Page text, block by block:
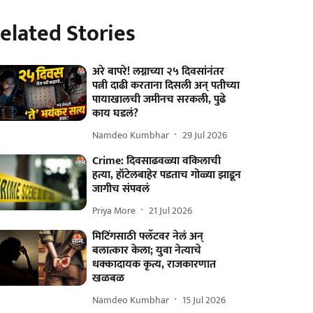
Stories
अरे बापरे! लग्नाच्या २५ दिवसांनंतर
पत्नी दाढी करताना दिसली अन् पतीच्या
पायाखालची जमीनच सरकली, पुढे
काय घडलं?
Namdeo Kumbhar 29 Jul 2026
Crime: दिवसाढवळ्या वकिलाची
हत्या, हॉटेलबाहेर पडताच गोळ्या झाडून
जागीच संपवलं
Priya More 21 Jul 2026
मिटिंगसाठी फ्लॅटवर नेलं अन्
बलात्कार केला; युवा नेत्याचे
धक्कादायक कृत्य, राजकारणात
खळबळ
Namdeo Kumbhar 15 Jul 2026